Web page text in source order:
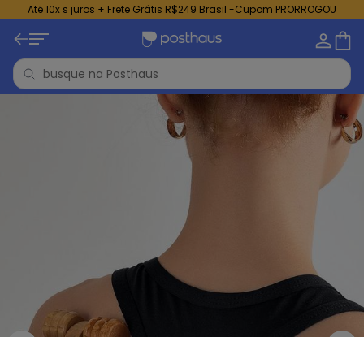
Até 10x s juros + Frete Grátis R$249 Brasil -Cupom PRORROGOU